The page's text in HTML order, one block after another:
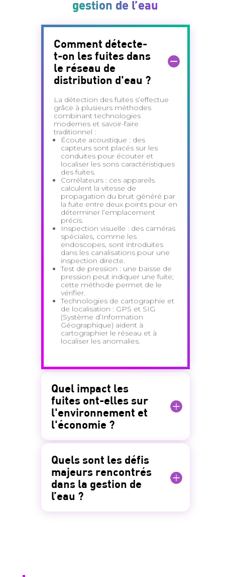
gestion de l’eau
Comment détecte-
t-on les fuites dans
le réseau de
distribution d'eau ?
La détection des fuites s’effectue
grâce à plusieurs méthodes
combinant technologies
modernes et savoir-faire
traditionnel :
Écoute acoustique : des
capteurs sont placés sur les
conduites pour écouter et
localiser les sons caractéristiques
des fuites.
Corrélateurs : ces appareils
calculent la vitesse de
propagation du bruit généré par
la fuite entre deux points pour en
déterminer l’emplacement
précis.
Inspection visuelle : des caméras
spéciales, comme les
endoscopes, sont introduites
dans les canalisations pour une
inspection directe.
Test de pression : une baisse de
pression peut indiquer une fuite;
cette méthode permet de le
vérifier.
Technologies de cartographie et
de localisation : GPS et SIG
(Système d’Information
Géographique) aident à
cartographier le réseau et à
localiser les anomalies.
Quel impact les
fuites ont-elles sur
l'environnement et
l'économie ?
Quels sont les défis
majeurs rencontrés
dans la gestion de
l’eau ?